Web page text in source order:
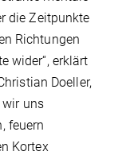
die Zeitpunkte
Richtungen
wider“, erklärt
Doeller,
wir uns
feuern
Kortex